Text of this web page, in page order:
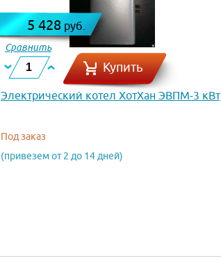
5 428 руб.
Сравнить
Купить
Электрический котел ХотХан ЭВПМ-3 кВт
Под заказ
(привезем от 2 до 14 дней)